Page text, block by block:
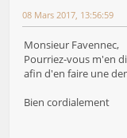
08 Mars 2017, 13:56:59
Monsieur Favennec,
Pourriez-vous m'en
afin d'en faire une
Bien cordialement